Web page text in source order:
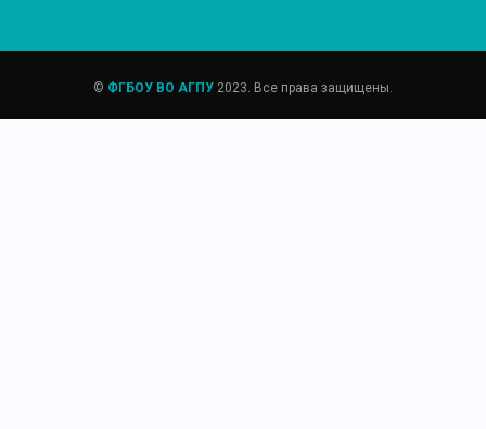
© ФГБОУ ВО АГПУ 2023. Все права защищены.